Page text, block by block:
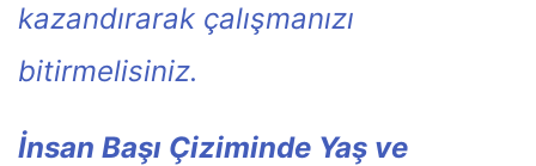
kazandırarak çalışmanızı
bitirmelisiniz.
İnsan Başı Çiziminde Yaş ve